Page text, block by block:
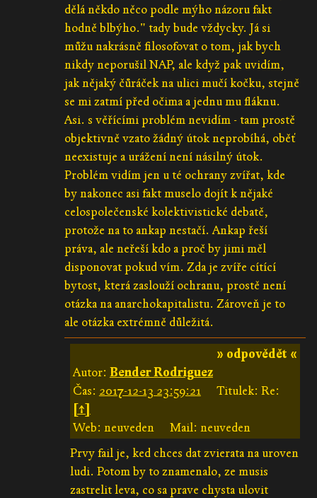
dělá někdo něco podle mýho názoru fakt
hodně blbýho." tady bude vždycky. Já si
můžu nakrásně filosofovat o tom, jak bych
nikdy neporušil NAP, ale když pak uvidím,
jak nějaký čůráček na ulici mučí kočku, stejně
se mi zatmí před očima a jednu mu fláknu.
Asi. s věřícími problém nevidím - tam prostě
objektivně vzato žádný útok neprobíhá, oběť
neexistuje a urážení není násilný útok.
Problém vidím jen u té ochrany zvířat, kde
by nakonec asi fakt muselo dojít k nějaké
celospolečenské kolektivistické debatě,
protože na to ankap nestačí. Ankap řeší
práva, ale neřeší kdo a proč by jimi měl
disponovat pokud vím. Zda je zvíře cítící
bytost, která zaslouží ochranu, prostě není
otázka na anarchokapitalistu. Zároveň je to
ale otázka extrémně důležitá.
» odpovědět «
Autor: Bender Rodriguez
Čas: 2017-12-13 23:59:21
Titulek: Re:
[↑]
Web: neuveden
Mail: neuveden
Prvy fail je, ked chces dat zvierata na uroven
ludi. Potom by to znamenalo, ze musis
zastrelit leva, co sa prave chysta ulovit